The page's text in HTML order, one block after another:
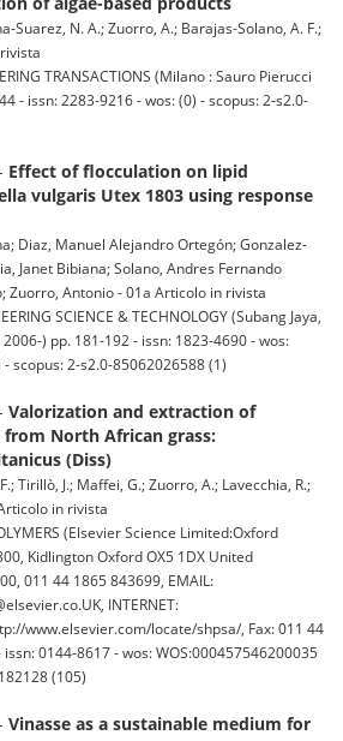
Suarez, N. A.; Zuorro, A.; Barajas-Solano, A. F.;
TRANSACTIONS (Milano : Sauro Pierucci
- issn: 2283-9216 - wos: (0) - scopus: 2-s2.0-
Effect of flocculation on lipid
vulgaris Utex 1803 using response
Diaz, Manuel Alejandro Ortegón; Gonzalez-
Janet Bibiana; Solano, Andres Fernando
Zuorro, Antonio - 01a Articolo in rivista
SCIENCE & TECHNOLOGY (Subang Jaya,
) pp. 181-192 - issn: 1823-4690 - wos:
scopus: 2-s2.0-85062026588 (1)
Valorization and extraction of
North African grass:
(Diss)
Tirillò, J.; Maffei, G.; Zuorro, A.; Lavecchia, R.;
in rivista
(Elsevier Science Limited:Oxford
Kidlington Oxford OX5 1DX United
011 44 1865 843699, EMAIL:
INTERNET:
www.elsevier.com/locate/shpsa/, Fax: 011 44
0144-8617 - wos: WOS:000457546200035
(105)
Vinasse as a sustainable medium for